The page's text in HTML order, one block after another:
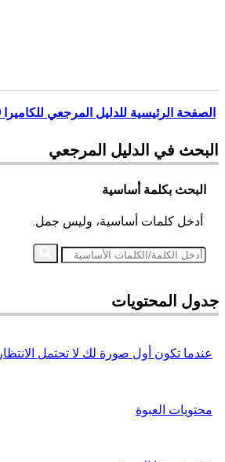
الصفحة الرئيسية للدليل المرجعي للكاميرا Z 9
البحث في الدليل المرجعي
البحث بكلمة أساسية
أدخل كلمات أساسية، وليس جمل.
جدول المحتويات
عندما تكون أول صورة لك لا تحتمل الانتظار
محتويات العبوة